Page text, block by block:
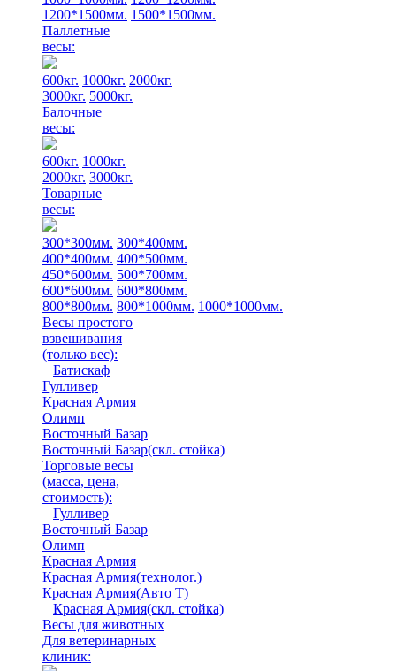
1200*1500мм. 1500*1500мм.
Паллетные
весы:
600кг. 1000кг. 2000кг.
3000кг. 5000кг.
Балочные
весы:
600кг. 1000кг.
2000кг. 3000кг.
Товарные
весы:
300*300мм. 300*400мм.
400*400мм. 400*500мм.
450*600мм. 500*700мм.
600*600мм. 600*800мм.
800*800мм. 800*1000мм. 1000*1000мм.
Весы простого
взвешивания
(только вес):
Батискаф
Гулливер
Красная Армия
Олимп
Восточный Базар
Восточный Базар(скл. стойка)
Торговые весы
(масса, цена,
стоимость):
Гулливер
Восточный Базар
Олимп
Красная Армия
Красная Армия(технолог.)
Красная Армия(Авто Т)
Красная Армия(скл. стойка)
Весы для животных
Для ветеринарных
клиник: